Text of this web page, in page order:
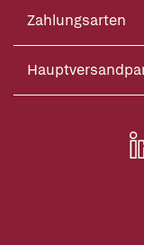
Zahlungsarten